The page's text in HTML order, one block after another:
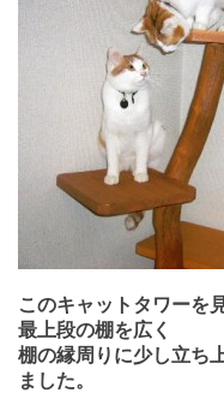
このキャットタワーを
最上段の棚を広く
棚の縁周りに少し立ち
ました。